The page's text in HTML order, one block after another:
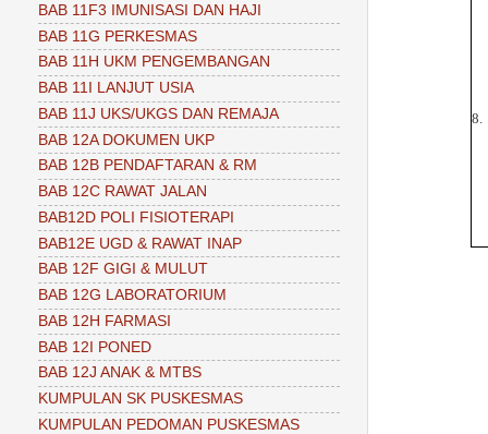
8.
BAB 11F3 IMUNISASI DAN HAJI
BAB 11G PERKESMAS
BAB 11H UKM PENGEMBANGAN
BAB 11I LANJUT USIA
BAB 11J UKS/UKGS DAN REMAJA
BAB 12A DOKUMEN UKP
BAB 12B PENDAFTARAN & RM
BAB 12C RAWAT JALAN
BAB12D POLI FISIOTERAPI
BAB12E UGD & RAWAT INAP
BAB 12F GIGI & MULUT
BAB 12G LABORATORIUM
BAB 12H FARMASI
BAB 12I PONED
BAB 12J ANAK & MTBS
KUMPULAN SK PUSKESMAS
KUMPULAN PEDOMAN PUSKESMAS